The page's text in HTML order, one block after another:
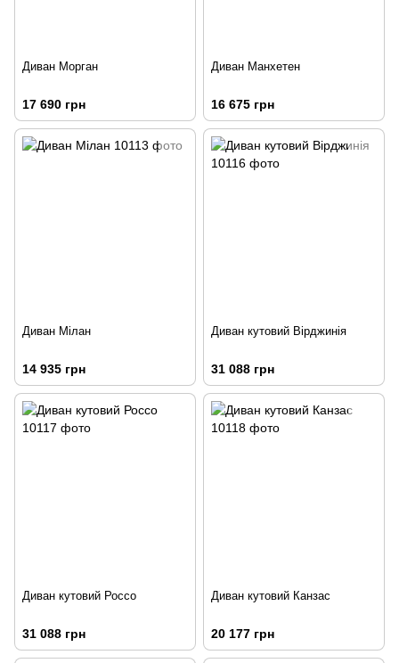
Диван Морган
17 690 грн
Диван Манхетен
16 675 грн
Диван Мілан
14 935 грн
Диван кутовий Вірджинія
31 088 грн
Диван кутовий Россо
31 088 грн
Диван кутовий Канзас
20 177 грн